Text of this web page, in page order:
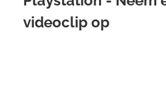
videoclip op